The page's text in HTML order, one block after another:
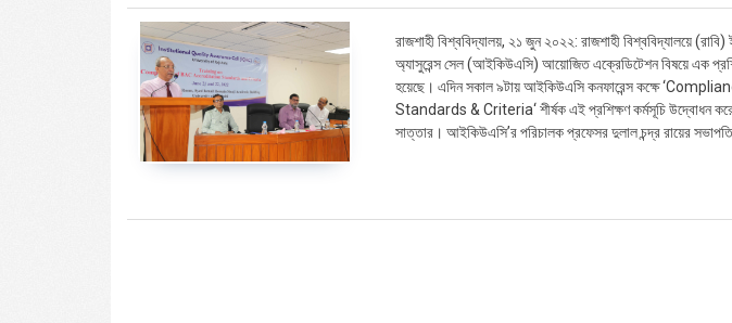
রাবিতে
এক্রেডিটেশন
বিষয়ে
প্রশিক্ষণ
শুরু
রাজশাহী বিশ্ববিদ্যালয়, ২১ জুন ২০২২: রাজশাহী বিশ্ববিদ্যালয়ে (রাবি)
অ্যাসুরেন্স সেল (আইকিউএসি) আয়োজিত এক্রেডিটেশন বিষয়ে এক
হয়েছে। এদিন সকাল ৯টায় আইকিউএসি কনফারেন্স কক্ষে
Standards & Criteria‘ শীর্ষক এই প্রশিক্ষণ কর্মসূচি উদ্বোধন করেন
সাত্তার। আইকিউএসি’র পরিচালক প্রফেসর দুলাল চন্দ্র রায়ের